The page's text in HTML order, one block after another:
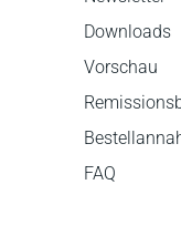
Downloads
Vorschau
FAQ